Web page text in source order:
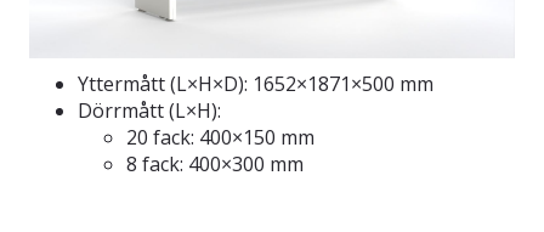
Yttermått (L×H×D): 1652×1871×500 mm
Dörrmått (L×H):
20 fack: 400×150 mm
8 fack: 400×300 mm